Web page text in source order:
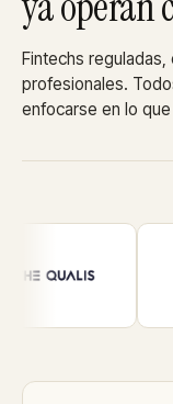
Fintechs
profesionales.
enfocarse en lo